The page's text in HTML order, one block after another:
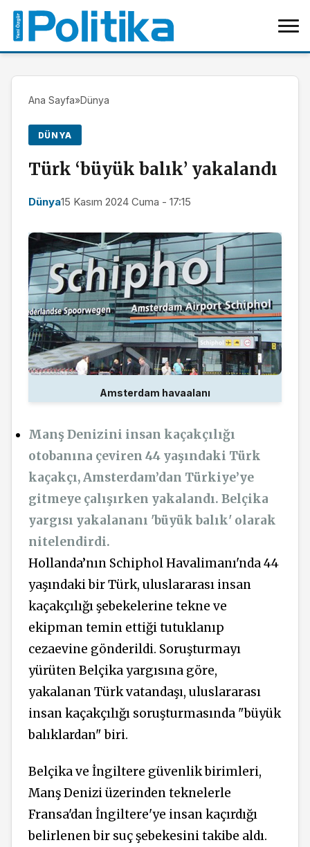
Ana Sayfa»Dünya
DÜNYA
Türk ‘büyük balık’ yakalandı
Dünya15 Kasım 2024 Cuma - 17:15
Amsterdam havaalanı
Manş Denizini insan kaçakçılığı
otobanına çeviren 44 yaşındaki Türk
kaçakçı, Amsterdam’dan Türkiye’ye
gitmeye çalışırken yakalandı. Belçika
yargısı yakalananı 'büyük balık' olarak
nitelendirdi.
Hollanda’nın Schiphol Havalimanı'nda 44
yaşındaki bir Türk, uluslararası insan
kaçakçılığı şebekelerine tekne ve
ekipman temin ettiği tutuklanıp
cezaevine gönderildi. Soruşturmayı
yürüten Belçika yargısına göre,
yakalanan Türk vatandaşı, uluslararası
insan kaçakçılığı soruşturmasında "büyük
balıklardan" biri.
Belçika ve İngiltere güvenlik birimleri,
Manş Denizi üzerinden teknelerle
Fransa'dan İngiltere'ye insan kaçırdığı
belirlenen bir suç şebekesini takibe aldı.